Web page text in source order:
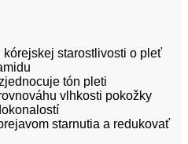
starostlivosti o pleť
tón pleti
vlhkosti pokožky
starnutia a redukovať